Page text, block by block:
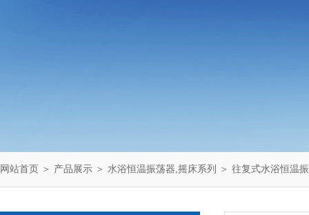
网站首页 ＞ 产品展示 ＞ 水浴恒温振荡器,摇床系列 ＞ 往复式水浴恒温